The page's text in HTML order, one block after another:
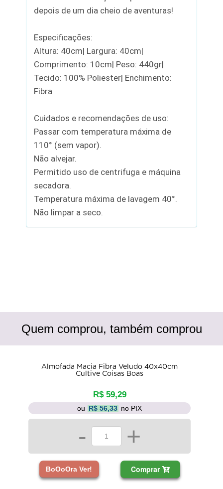
depois de um dia cheio de aventuras!
Especificações:
Altura: 40cm| Largura: 40cm|
Comprimento: 10cm| Peso: 440gr|
Tecido: 100% Poliester| Enchimento:
Fibra
Cuidados e recomendações de uso:
Passar com temperatura máxima de
110° (sem vapor).
Não alvejar.
Permitido uso de centrifuga e máquina
secadora.
Temperatura máxima de lavagem 40°.
Não limpar a seco.
Quem comprou, também comprou
Almofada Macia Fibra Veludo 40x40cm
Cultive Coisas Boas
R$ 59,29
ou R$ 56,33 no PIX
- +
BoOoOra Ver! Comprar